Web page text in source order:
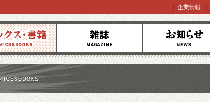
雑誌 お知らせ
企業情報